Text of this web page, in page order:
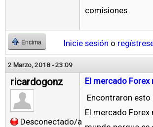
comisiones.
Encima Inicie sesión o
2 Marzo, 2018 - 23:09
ricardogonz
Desconectado/a
El mercado Forex
Encontraron esto
El mercado Forex